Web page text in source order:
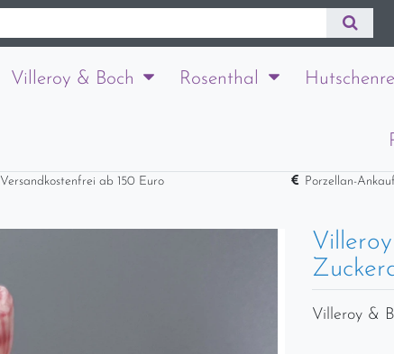
Villeroy & Boch Rosenthal
Versandkostenfrei ab 150 Euro Porzellan-Ankauf
Villeroy &